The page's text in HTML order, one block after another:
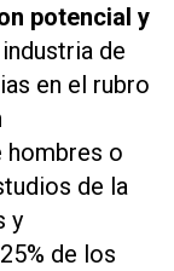
potencial y
industria de
en el rubro
hombres o
de la
y
de los